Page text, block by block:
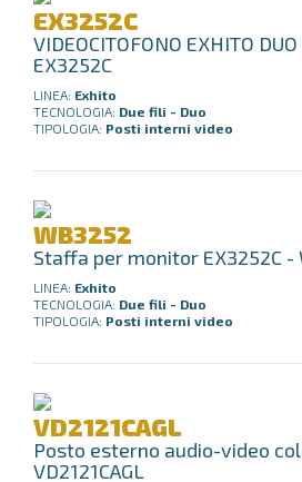
EX3252C
VIDEOCITOFONO EXHITO
EX3252C
LINEA: Exhito
TECNOLOGIA: Due fili - Duo
TIPOLOGIA: Posti interni video
WB3252
Staffa per monitor EX3252C -
LINEA: Exhito
TECNOLOGIA: Due fili - Duo
TIPOLOGIA: Posti interni video
VD2121CAGL
Posto esterno audio-video
VD2121CAGL